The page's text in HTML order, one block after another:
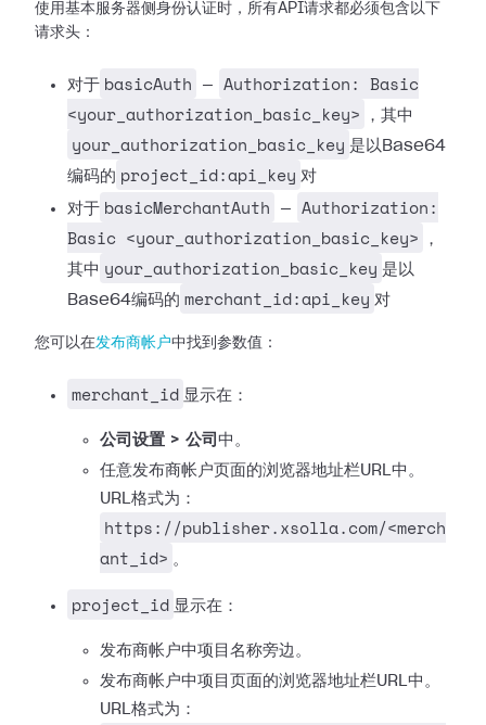
使用基本服务器侧身份认证时，所有API请求都必须包含以下
请求头：
对于 basicAuth —
Authorization: Basic
<your_authorization_basic_key>
，其中
your_authorization_basic_key 是以Base64
编码的 project_id:api_key 对
对于 basicMerchantAuth —
Authorization:
Basic <your_authorization_basic_key>
，
其中 your_authorization_basic_key 是以
Base64编码的 merchant_id:api_key 对
您可以在发布商帐户中找到参数值：
merchant_id 显示在：
公司设置 > 公司 中。
任意发布商帐户页面的浏览器地址栏URL中。
URL格式为：
https://publisher.xsolla.com/<merch
ant_id> 。
project_id 显示在：
发布商帐户中项目名称旁边。
发布商帐户中项目页面的浏览器地址栏URL中。
URL格式为：